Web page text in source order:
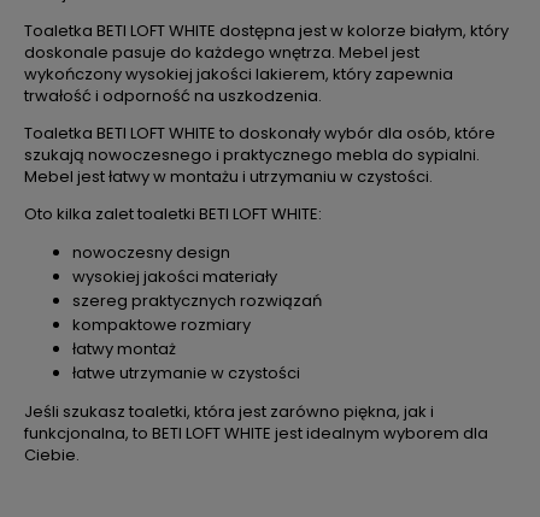
Toaletka BETI LOFT WHITE dostępna jest w kolorze białym, który
doskonale pasuje do każdego wnętrza. Mebel jest
wykończony wysokiej jakości lakierem, który zapewnia
trwałość i odporność na uszkodzenia.
Toaletka BETI LOFT WHITE to doskonały wybór dla osób, które
szukają nowoczesnego i praktycznego mebla do sypialni.
Mebel jest łatwy w montażu i utrzymaniu w czystości.
Oto kilka zalet toaletki BETI LOFT WHITE:
nowoczesny design
wysokiej jakości materiały
szereg praktycznych rozwiązań
kompaktowe rozmiary
łatwy montaż
łatwe utrzymanie w czystości
Jeśli szukasz toaletki, która jest zarówno piękna, jak i
funkcjonalna, to BETI LOFT WHITE jest idealnym wyborem dla
Ciebie.